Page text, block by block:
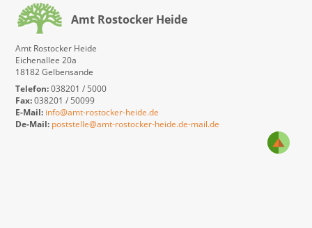
Amt Rostocker Heide
Amt Rostocker Heide
Eichenallee 20a
18182 Gelbensande
Telefon:038201 / 5000
Fax:038201 / 50099
E-Mail: info@amt-rostocker-heide.de
De-Mail: poststelle@amt-rostocker-heide.de-mail.de